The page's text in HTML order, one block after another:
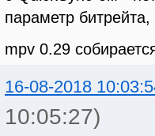
параметр
mpv 0.29
16-08-2018
10:05:27)